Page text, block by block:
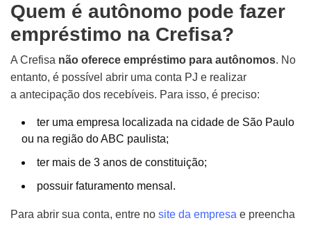
Quem é autônomo pode fazer
empréstimo na Crefisa?
A Crefisa não oferece empréstimo para autônomos. No
entanto, é possível abrir uma conta PJ e realizar
a antecipação dos recebíveis. Para isso, é preciso:
ter uma empresa localizada na cidade de São Paulo
ou na região do ABC paulista;
ter mais de 3 anos de constituição;
possuir faturamento mensal.
Para abrir sua conta, entre no site da empresa e preencha